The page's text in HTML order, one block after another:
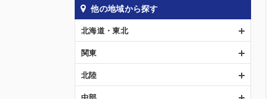
他の地域から探す
北海道・東北
関東
北陸